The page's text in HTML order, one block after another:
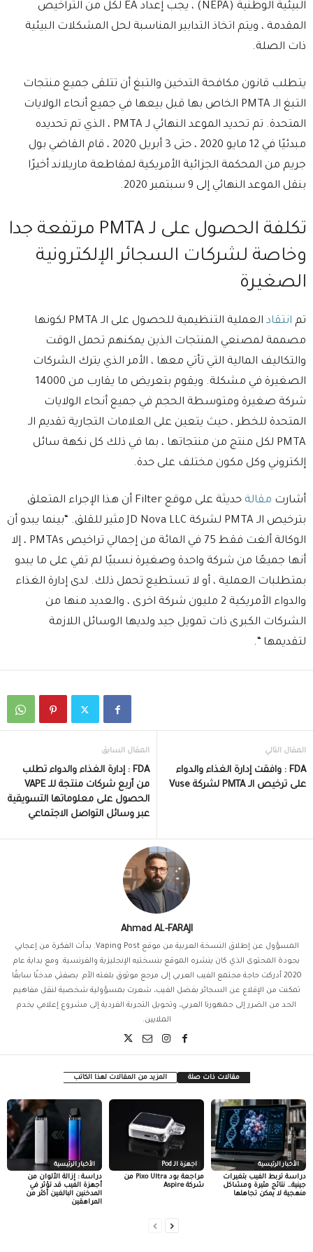
البيئية الوطنية (NEPA) ، يجب إعداد EA لكل من التراخيص
المقدمة ، ويتم اتخاذ التدابير المناسبة لحل المشكلات البيئية
ذات الصلة.
يتطلب قانون مكافحة التدخين والتبغ أن تتلقى جميع منتجات
التبغ الـ PMTA الخاص بها قبل بيعها في جميع أنحاء الولايات
المتحدة. تم تحديد الموعد النهائي لـ PMTA ، الذي تم تحديده
مبدئيًا في 12 مايو 2020 ، حتى 3 أبريل 2020 ، قام القاضي بول
جريم من المحكمة الجزائية الأمريكية لمقاطعة ماريلاند أخيرًا
بنقل الموعد النهائي إلى 9 سبتمبر 2020.
تكلفة الحصول على لـ PMTA مرتفعة جدا
وخاصة لشركات السجائر الإلكترونية
الصغيرة
تم انتقاد
العملية التنظيمية للحصول على الـ PMTA لكونها
مصممة لمصنعي المنتجات الذين يمكنهم تحمل الوقت
والتكاليف المالية التي تأتي معها ، الأمر الذي يترك الشركات
الصغيرة في مشكلة. ويقوم بتعريض ما يقارب من 14000
شركة صغيرة ومتوسطة الحجم في جميع أنحاء الولايات
المتحدة للخطر ، حيث يتعين على العلامات التجارية تقديم الـ
PMTA لكل منتج من منتجاتها ، بما في ذلك كل نكهة سائل
إلكتروني وكل مكون مختلف على حدة.
أشارت مقالة
حديثة على موقع Filter أن هذا الإجراء المتعلق
بترخيص الـ PMTA لشركة JD Nova LLC مثير للقلق. “بينما يبدو أن
الوكالة ألغت فقط 75 في المائة من إجمالي تراخيص PMTAs ، إلا
أنها جميعًا من شركة واحدة وصغيرة نسبيًا لم تفي على ما يبدو
بمتطلبات العملية ، أو لا تستطيع تحمل ذلك. لدى إدارة الغذاء
والدواء الأمريكية 2 مليون شركة اخرى ، والعديد منها من
الشركات الكبرى ذات تمويل جيد ولديها الوسائل اللازمة
لتقديمها “.
المقال السابق
FDA : إدارة الغذاء والدواء تطلب
من أربع شركات منتجة للـ VAPE
الحصول على معلوماتها التسويقية
عبر وسائل التواصل الاجتماعي
المقال التالي
FDA : وافقت إدارة الغذاء والدواء
على ترخيص الـ PMTA لشركة Vuse
Ahmad AL-FARAJI
المسؤول عن إطلاق النسخة العربية من موقع Vaping Post. بدأت الفكرة من إعجابي
بجودة المحتوى الذي كان ينشره الموقع بنسختيه الإنجليزية والفرنسية. ومع بداية عام
2020 أدركت حاجة مجتمع الفيب العربي إلى مرجع موثوق بلغته الأم. بصفتي مدخنًا سابقًا
تمكنت من الإقلاع عن السجائر بفضل الفيب، شعرت بمسؤولية شخصية لنقل مفاهيم
الحد من الضرر إلى جمهورنا العربي، وتحويل التجربة الفردية إلى مشروع إعلامي يخدم
الملايين.
مقالات ذات صلة المزيد من المقالات لهذا الكاتب
الأخبار الرئيسية
دراسة : إزالة الألوان من
أجهزة الفيب قد تؤثر في
المدخنين البالغين أكثر من
المراهقين
اجهزة الـ Pod
مراجعة بود Pixo Ultra من
شركة Aspire
الأخبار الرئيسية
دراسة تربط الفيب بتغيرات
جينية… نتائج مثيرة ومشاكل
منهجية لا يمكن تجاهلها